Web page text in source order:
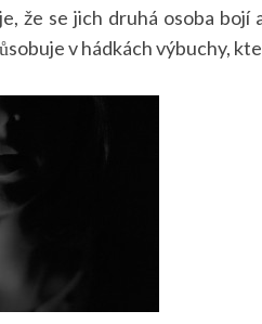
že se jich druhá osoba bojí
v hádkách výbuchy,